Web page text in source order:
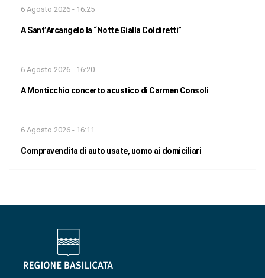
6 Agosto 2026 - 16:25
A Sant’Arcangelo la “Notte Gialla Coldiretti”
6 Agosto 2026 - 16:20
A Monticchio concerto acustico di Carmen Consoli
6 Agosto 2026 - 16:11
Compravendita di auto usate, uomo ai domiciliari